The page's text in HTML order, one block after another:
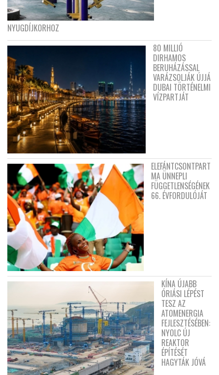
NYUGDÍJKORHOZ
80 MILLIÓ
DIRHAMOS
BERUHÁZÁSSAL
VARÁZSOLJÁK ÚJJÁ
DUBAI TÖRTÉNELMI
VÍZPARTJÁT
ELEFÁNTCSONTPART
MA ÜNNEPLI
FÜGGETLENSÉGÉNEK
66. ÉVFORDULÓJÁT
KÍNA ÚJABB
ÓRIÁSI LÉPÉST
TESZ AZ
ATOMENERGIA
FEJLESZTÉSÉBEN:
NYOLC ÚJ
REAKTOR
ÉPÍTÉSÉT
HAGYTÁK JÓVÁ